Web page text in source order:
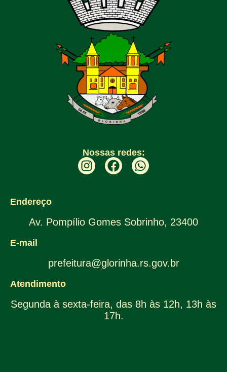
Nossas redes:
Endereço
Av. Pompílio Gomes Sobrinho, 23400
E-mail
prefeitura@glorinha.rs.gov.br
Atendimento
Segunda à sexta-feira, das 8h às 12h, 13h às
17h.